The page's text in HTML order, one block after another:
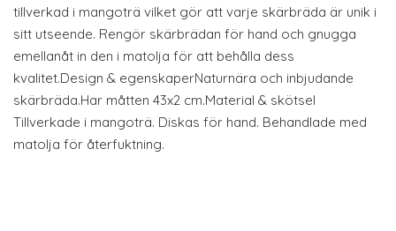
tillverkad i mangoträ vilket gör att varje skärbräda är unik i
sitt utseende. Rengör skärbrädan för hand och gnugga
emellanåt in den i matolja för att behålla dess
kvalitet.Design & egenskaperNaturnära och inbjudande
skärbräda.Har måtten 43x2 cm.Material & skötsel
Tillverkade i mangoträ. Diskas för hand. Behandlade med
matolja för återfuktning.